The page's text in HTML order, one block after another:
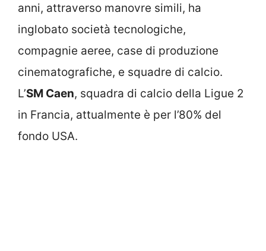
anni, attraverso manovre simili, ha
inglobato società tecnologiche,
compagnie aeree, case di produzione
cinematografiche, e squadre di calcio.
L’SM Caen, squadra di calcio della Ligue 2
in Francia, attualmente è per l’80% del
fondo USA.